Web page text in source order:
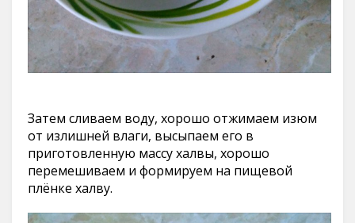
Затем сливаем воду, хорошо отжимаем изюм
от излишней влаги, высыпаем его в
приготовленную массу халвы, хорошо
перемешиваем и формируем на пищевой
плёнке халву.